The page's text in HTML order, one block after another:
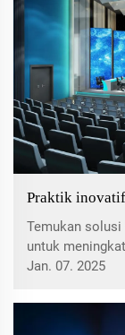
Praktik
Temukan
untuk
polusi suara di
mengubah
berkualitas
Jan. 07. 2025